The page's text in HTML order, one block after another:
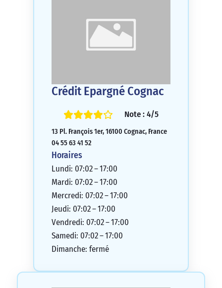
Crédit Epargné Cognac
Note : 4/5
13 Pl. François 1er, 16100 Cognac, France
04 55 63 41 52
Horaires
Lundi: 07:02 – 17:00
Mardi: 07:02 – 17:00
Mercredi: 07:02 – 17:00
Jeudi: 07:02 – 17:00
Vendredi: 07:02 – 17:00
Samedi: 07:02 – 17:00
Dimanche: fermé